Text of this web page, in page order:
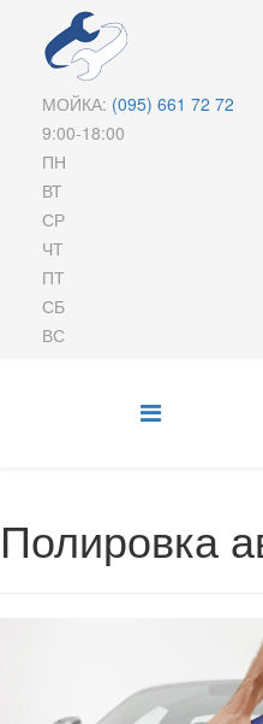
МОЙКА: (095) 661 72 72
9:00-18:00
ПН
ВТ
СР
ЧТ
ПТ
СБ
ВС
Полировка